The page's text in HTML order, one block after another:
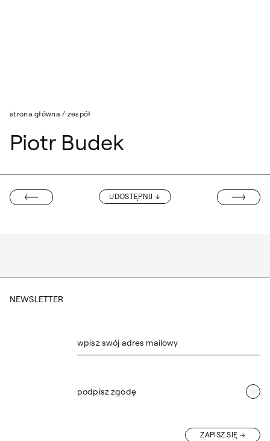
strona główna / zespół
Piotr Budek
UDOSTĘPNIJ JOANNA
NEWSLETTER
wpisz swój adres mailowy
podpisz zgodę
ZAPISZ SIĘ